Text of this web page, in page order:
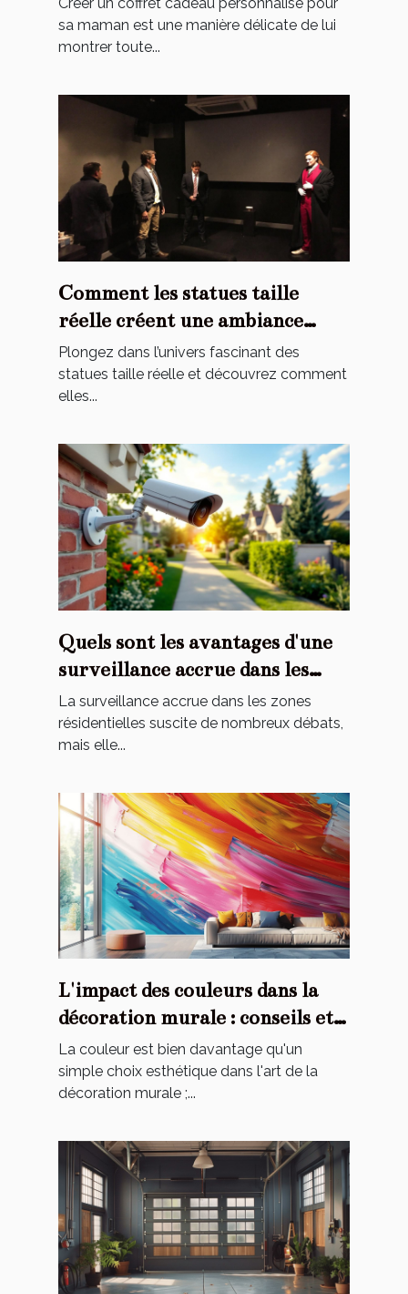
sa maman est une manière délicate de lui
montrer toute...
Comment les statues taille
réelle créent une ambiance
cinématographique chez vous ?
Plongez dans l’univers fascinant des
statues taille réelle et découvrez comment
elles...
Quels sont les avantages d'une
surveillance accrue dans les
zones résidentielles ?
La surveillance accrue dans les zones
résidentielles suscite de nombreux débats,
mais elle...
L'impact des couleurs dans la
décoration murale : conseils et
astuces
La couleur est bien davantage qu'un
simple choix esthétique dans l'art de la
décoration murale ;...